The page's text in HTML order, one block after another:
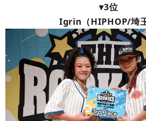
▾3位
Igrin（HIPHOP/埼玉